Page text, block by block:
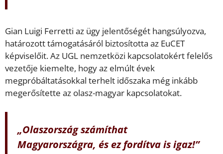
Gian Luigi Ferretti az ügy jelentőségét hangsúlyozva,
határozott támogatásáról biztosította az EuCET
képviselőit. Az UGL nemzetközi kapcsolatokért felelős
vezetője kiemelte, hogy az elmúlt évek
megpróbáltatásokkal terhelt időszaka még inkább
megerősítette az olasz-magyar kapcsolatokat.
„Olaszország számíthat
Magyarországra, és ez fordítva is igaz!”